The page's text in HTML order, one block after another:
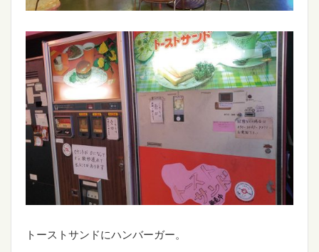
トーストサンドにハンバーガー。